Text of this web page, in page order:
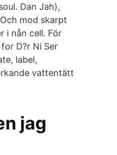
Dan Jah),
mod skarpt
i nån cell. För
D?r Ni Ser
label,
vattentätt
jag